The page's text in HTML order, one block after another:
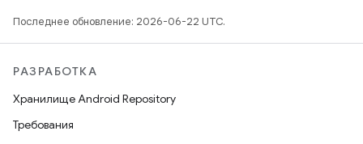
Последнее обновление: 2026-06-22 UTC.
РАЗРАБОТКА
Хранилище Android Repository
Требования